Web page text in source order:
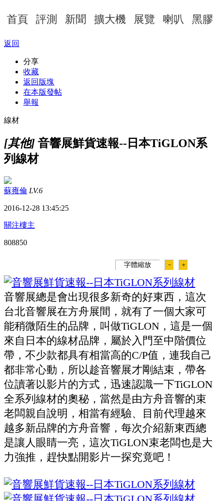
首頁 評測 新聞 擴大機 展覽 喇叭 黑膠
返回
分享
收藏
返回版塊
在本版發帖
舉報
線材
[其他] 音響展鮮貨速報--日本TiGLON系
列線材
蘇雍倫 LV.6
2016-12-28 13:45:25
關注樓主
808850
字體縮放 － ＋
音響展總是會出現很多新奇的好東西，這次
台北音響展在方舟展間，就有了一個大家可
能稍微陌生的品牌，叫做TiGLON，這是一個
來自日本的線材品牌，屬於入門至中階價位
帶，不少款都具有相當高的C/P值，連我自己
都非常心動，所以趁音響展才剛結束，帶各
位讀著以影片的方式，迅速認識一下TiGLON
全系列線材的奧秘，當然是由方舟音響的束
老闆親自說明，相當有經驗、目前代理越來
越多新品牌的方舟音響，每次介紹新東西總
是讓人眼睛一亮，這次TiGLON束老闆也是大
力強推，趕快點開影片一探究竟吧！